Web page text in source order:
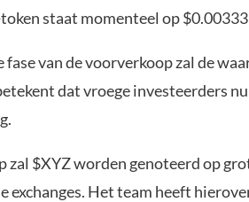
staat momenteel op
fase van de voorverkoop zal de
dat vroege investeerders
zal $XYZ worden genoteerd op
exchanges. Het team heeft